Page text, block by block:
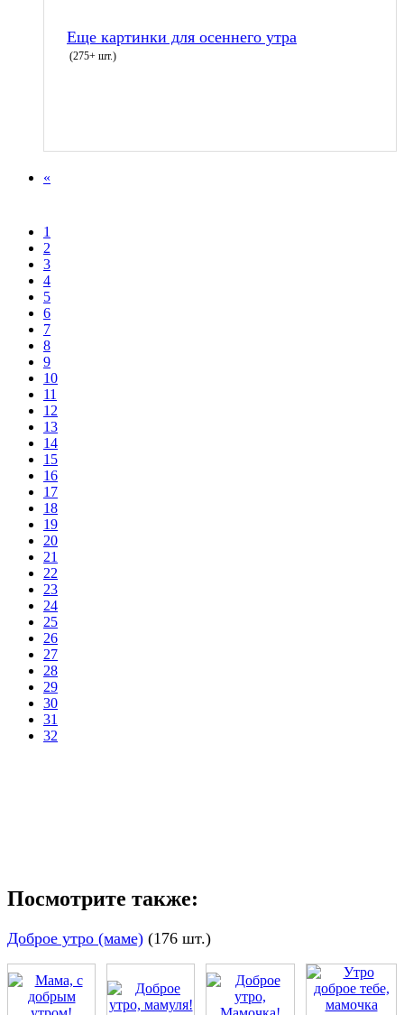
Еще картинки для осеннего утра
(275+ шт.)
«
1
2
3
4
5
6
7
8
9
10
11
12
13
14
15
16
17
18
19
20
21
22
23
24
25
26
27
28
29
30
31
32
Посмотрите также:
Доброе утро (маме) (176 шт.)